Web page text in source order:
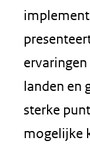
landen en
sterke
mogelijke